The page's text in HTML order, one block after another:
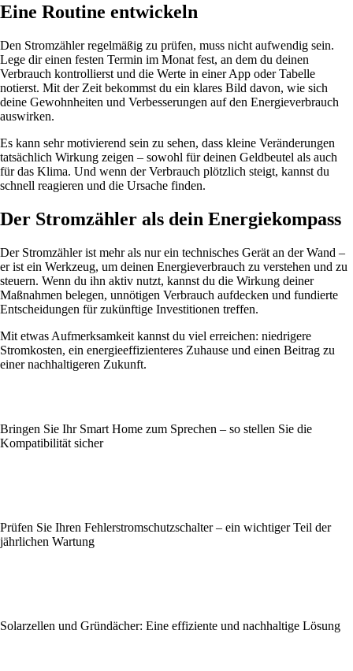
Eine Routine entwickeln
Den Stromzähler regelmäßig zu prüfen, muss nicht aufwendig sein.
Lege dir einen festen Termin im Monat fest, an dem du deinen
Verbrauch kontrollierst und die Werte in einer App oder Tabelle
notierst. Mit der Zeit bekommst du ein klares Bild davon, wie sich
deine Gewohnheiten und Verbesserungen auf den Energieverbrauch
auswirken.
Es kann sehr motivierend sein zu sehen, dass kleine Veränderungen
tatsächlich Wirkung zeigen – sowohl für deinen Geldbeutel als auch
für das Klima. Und wenn der Verbrauch plötzlich steigt, kannst du
schnell reagieren und die Ursache finden.
Der Stromzähler als dein Energiekompass
Der Stromzähler ist mehr als nur ein technisches Gerät an der Wand –
er ist ein Werkzeug, um deinen Energieverbrauch zu verstehen und zu
steuern. Wenn du ihn aktiv nutzt, kannst du die Wirkung deiner
Maßnahmen belegen, unnötigen Verbrauch aufdecken und fundierte
Entscheidungen für zukünftige Investitionen treffen.
Mit etwas Aufmerksamkeit kannst du viel erreichen: niedrigere
Stromkosten, ein energieeffizienteres Zuhause und einen Beitrag zu
einer nachhaltigeren Zukunft.
Bringen Sie Ihr Smart Home zum Sprechen – so stellen Sie die
Kompatibilität sicher
Prüfen Sie Ihren Fehlerstromschutzschalter – ein wichtiger Teil der
jährlichen Wartung
Solarzellen und Gründächer: Eine effiziente und nachhaltige Lösung